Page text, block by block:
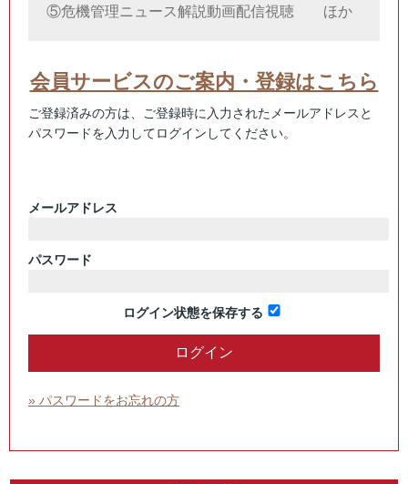
⑤危機管理ニュース解説動画配信視聴 ほか
会員サービスのご案内・登録はこちら
ご登録済みの方は、ご登録時に入力されたメールアドレスと
パスワードを入力してログインしてください。
メールアドレス
パスワード
ログイン状態を保存する
» パスワードをお忘れの方